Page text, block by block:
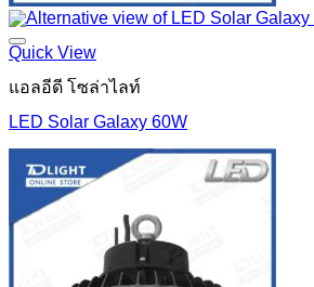
Quick View
แอลอีดี โซล่าไลท์
LED Solar Galaxy 60W